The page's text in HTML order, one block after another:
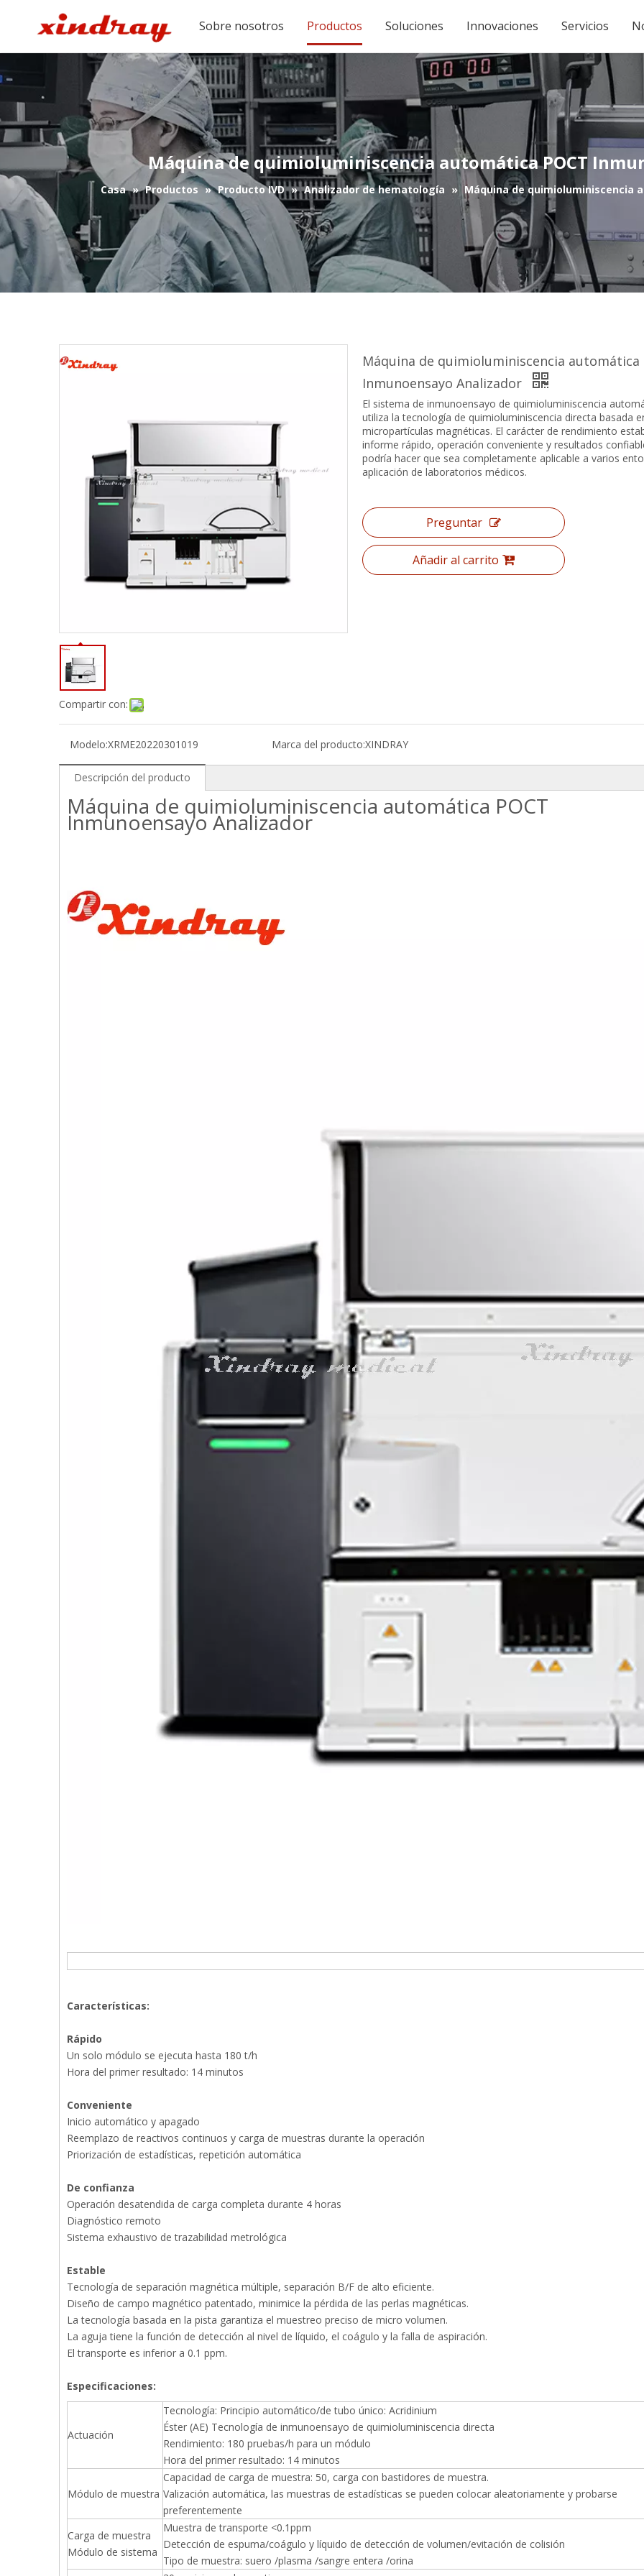
Sobre nosotros Productos Soluciones Innovaciones Servicios
Máquina de quimioluminiscencia automática POCT
Casa » Productos » Producto IVD » Analizador de hematología » Máquina de quimioluminiscencia
Compartir con:
Máquina de quimioluminiscencia automática
Inmunoensayo Analizador
El sistema de inmunoensayo de quimioluminiscencia
utiliza la tecnología de quimioluminiscencia directa basada
micropartículas magnéticas. El carácter de rendimiento
informe rápido, operación conveniente y resultados
podría hacer que sea completamente aplicable a varios
aplicación de laboratorios médicos.
Preguntar
Añadir al carrito
Modelo:XRME20220301019 Marca del producto:XINDRAY
Descripción del producto
Máquina de quimioluminiscencia automática POCT
Inmunoensayo Analizador
Características:
Rápido
Un solo módulo se ejecuta hasta 180 t/h
Hora del primer resultado: 14 minutos
Conveniente
Inicio automático y apagado
Reemplazo de reactivos continuos y carga de muestras durante la operación
Priorización de estadísticas, repetición automática
De confianza
Operación desatendida de carga completa durante 4 horas
Diagnóstico remoto
Sistema exhaustivo de trazabilidad metrológica
Estable
Tecnología de separación magnética múltiple, separación B/F de alto eficiente.
Diseño de campo magnético patentado, minimice la pérdida de las perlas magnéticas.
La tecnología basada en la pista garantiza el muestreo preciso de micro volumen.
La aguja tiene la función de detección al nivel de líquido, el coágulo y la falla de aspiración.
El transporte es inferior a 0.1 ppm.
Especificaciones:
Actuación
Tecnología: Principio automático/de tubo único: Acridinium
Éster (AE) Tecnología de inmunoensayo de quimioluminiscencia directa
Rendimiento: 180 pruebas/h para un módulo
Hora del primer resultado: 14 minutos
Módulo de muestra
Capacidad de carga de muestra: 50, carga con bastidores de muestra.
Valización automática, las muestras de estadísticas se pueden colocar aleatoriamente y probarse
preferentemente
Carga de muestra
Módulo de sistema
Muestra de transporte <0.1ppm
Detección de espuma/coágulo y líquido de detección de volumen/evitación de colisión
Tipo de muestra: suero /plasma /sangre entera /orina